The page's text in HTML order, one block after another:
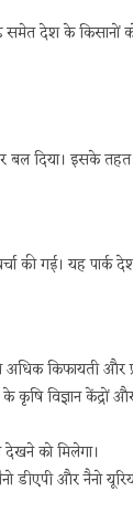
समेत देश के
बल दिया। इसके
की गई। यह
अधिक किफायती और
विज्ञान केंद्रों
देखने को मिलेगा।
डीएपी और नैनो